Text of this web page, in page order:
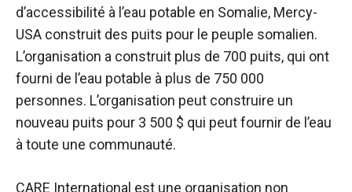
d’accessibilité à l’eau potable en Somalie, Mercy-
USA construit des puits pour le peuple somalien.
L’organisation a construit plus de 700 puits, qui ont
fourni de l’eau potable à plus de 750 000
personnes. L’organisation peut construire un
nouveau puits pour 3 500 $ qui peut fournir de l’eau
à toute une communauté.
CARE International est une organisation non